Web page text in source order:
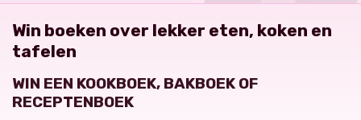
Win boeken over lekker eten, koken en
tafelen
WIN EEN KOOKBOEK, BAKBOEK OF
RECEPTENBOEK